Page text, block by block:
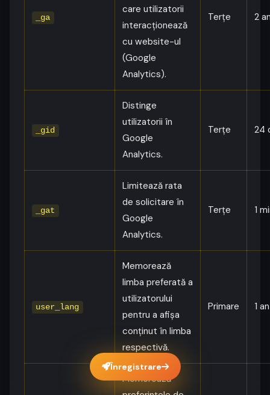
_ga
care utilizatorii
interacționează
cu website-ul
(Google
Analytics).
Terțe 2
_gid
Distinge
utilizatorii în
Google
Analytics.
Terțe 24
_gat
Limitează rata
de solicitare în
Google
Analytics.
Terțe 1
user_lang
Memorează
limba preferată a
utilizatorului
pentru a afișa
conținut în limba
respectivă.
Primare 1 an
Memorează
Înregistrare